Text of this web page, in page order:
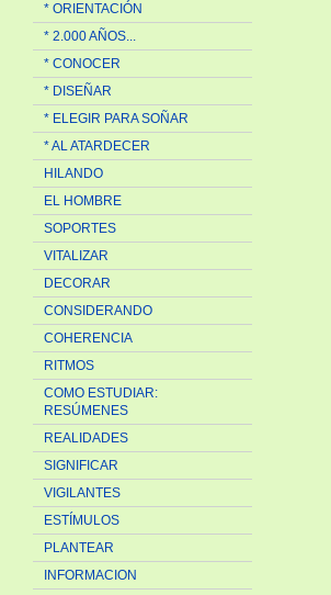
* ORIENTACIÓN
* 2.000 AÑOS...
* CONOCER
* DISEÑAR
* ELEGIR PARA SOÑAR
* AL ATARDECER
HILANDO
EL HOMBRE
SOPORTES
VITALIZAR
DECORAR
CONSIDERANDO
COHERENCIA
RITMOS
COMO ESTUDIAR:
RESÚMENES
REALIDADES
SIGNIFICAR
VIGILANTES
ESTÍMULOS
PLANTEAR
INFORMACION